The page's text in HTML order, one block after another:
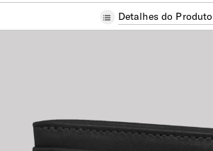
Detalhes do Produto